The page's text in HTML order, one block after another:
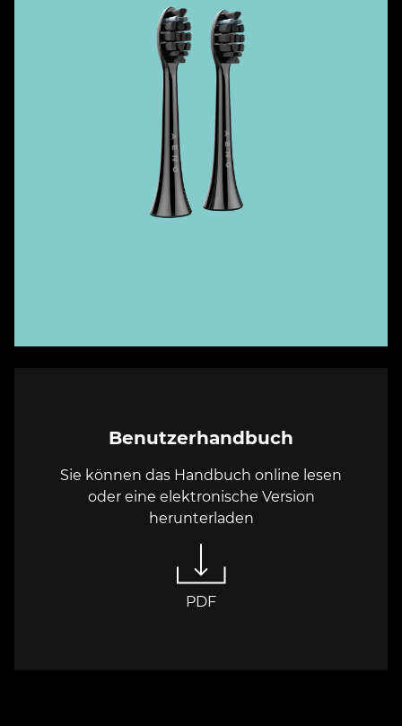
Benutzerhandbuch
Sie können das Handbuch online lesen
oder eine elektronische Version
herunterladen
PDF